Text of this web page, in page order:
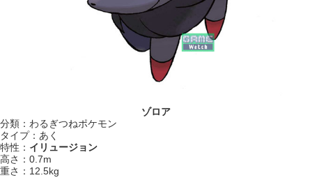
ゾロア
分類：わるぎつねポケモン
タイプ：あく
特性： イリュージョン
高さ：0.7m
重さ：12.5kg